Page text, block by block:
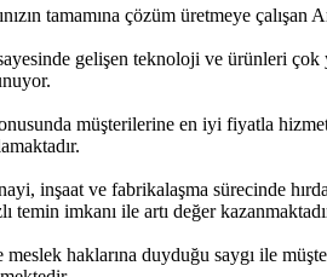
tamamına çözüm üretmeye
gelişen teknoloji ve ürünleri
müşterilerine en iyi fiyatla
inşaat ve fabrikalaşma sürecinde
temin imkanı ile artı değer
haklarına duyduğu saygı ile